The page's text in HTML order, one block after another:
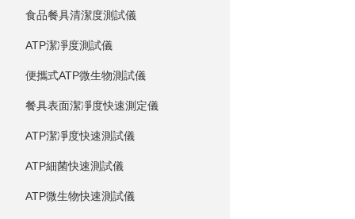
食品餐具清潔度測試儀
ATP潔凈度測試儀
便攜式ATP微生物測試儀
餐具表面潔凈度快速測定儀
ATP潔凈度快速測試儀
ATP細菌快速測試儀
ATP微生物快速測試儀